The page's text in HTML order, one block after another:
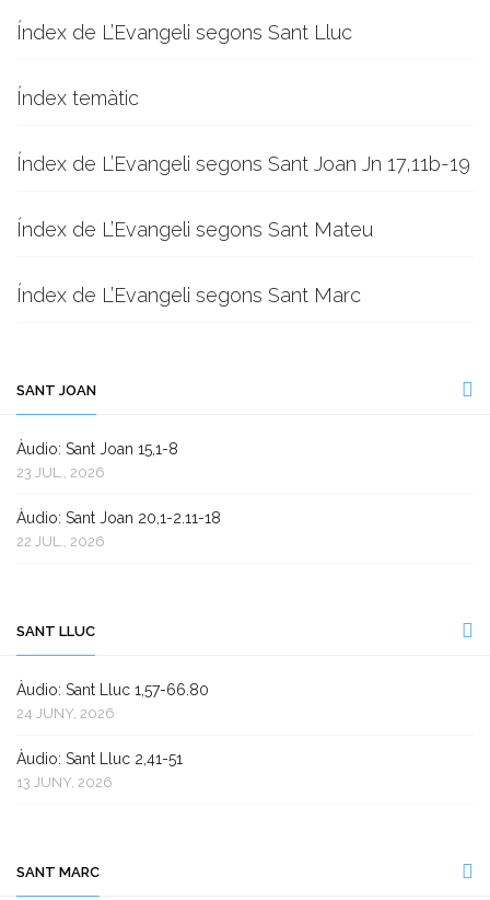
Índex de L’Evangeli segons Sant Lluc
Índex temàtic
Índex de L’Evangeli segons Sant Joan Jn 17,11b-19
Índex de L’Evangeli segons Sant Mateu
Índex de L’Evangeli segons Sant Marc
SANT JOAN
Àudio: Sant Joan 15,1-8
23 JUL., 2026
Àudio: Sant Joan 20,1-2.11-18
22 JUL., 2026
SANT LLUC
Àudio: Sant Lluc 1,57-66.80
24 JUNY, 2026
Àudio: Sant Lluc 2,41-51
13 JUNY, 2026
SANT MARC